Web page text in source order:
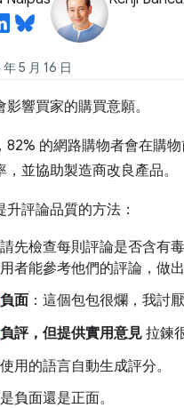
5 月 16 日
響買家的購買意願。
82% 的網路購物者會在購
並協助製造商改良產品。
評論品質的方法：
先檢查每則評論是否含有
者能參考他們的評論，做
負面 ：這個包包很爛，我討厭
負評，但提供實用意見 拉鍊
用的語言自動生成評分。
負面還是正面。